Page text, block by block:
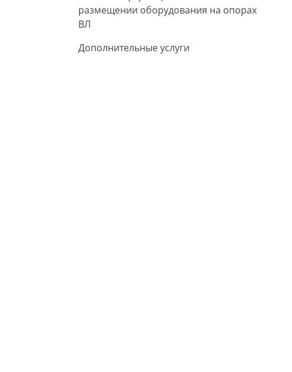
размещении оборудования на опорах
ВЛ
Дополнительные услуги